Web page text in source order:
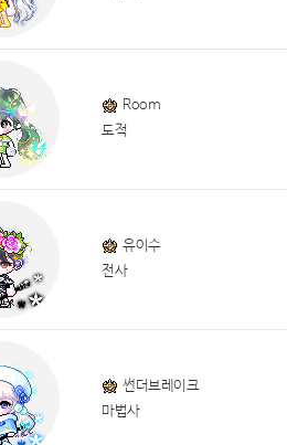
Room
도적
유이수
전사
썬더브레이크
마법사